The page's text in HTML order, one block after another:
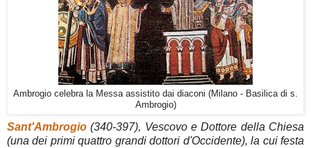
Ambrogio celebra la Messa assistito dai diaconi (Milano - Basilica di s.
Ambrogio)
Sant'Ambrogio (340-397), Vescovo e Dottore della Chiesa
(una dei primi quattro grandi dottori d'Occidente), la cui festa